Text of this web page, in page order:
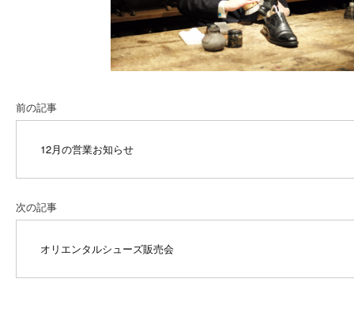
前の記事
12月の営業お知らせ
次の記事
オリエンタルシューズ販売会